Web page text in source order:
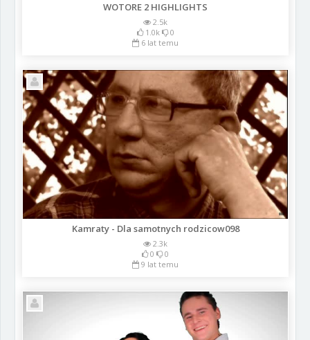
WOTORE 2 HIGHLIGHTS
2.5k
1.0k
0
6 lat temu
Kamraty - Dla samotnych rodzicow098
2.3k
0
0
9 lat temu